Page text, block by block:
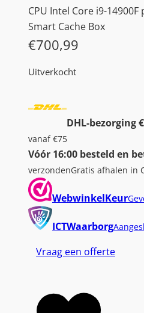
CPU Intel Core i9-
Smart Cache Box
€700,99
Uitverkocht
DHL-bezorging
vanaf €75
Vóór 16:00 besteld en
verzondenGratis afhalen in
WebwinkelKeur
ICTWaarborg
Vraag een offerte